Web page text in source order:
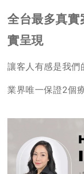
全台最多真
實呈現
讓客人有感是我們
業界唯一保證2個